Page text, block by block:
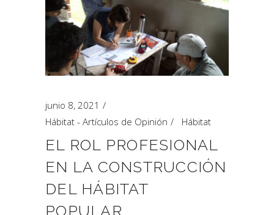
junio 8, 2021
Hábitat - Artículos de Opinión
Hábitat
EL ROL PROFESIONAL
EN LA CONSTRUCCIÓN
DEL HÁBITAT
POPULAR